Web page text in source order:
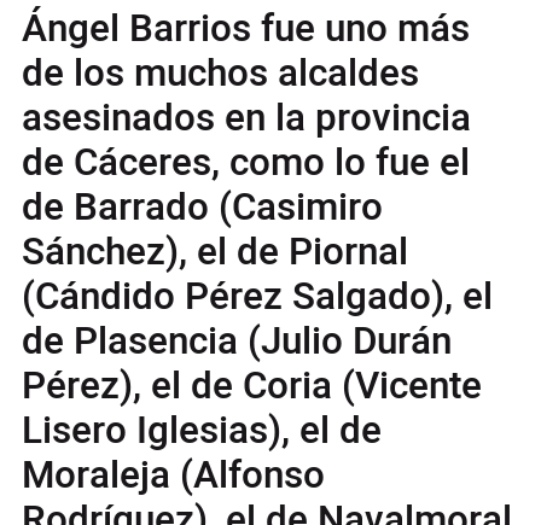
Ángel Barrios fue uno más
de los muchos alcaldes
asesinados en la provincia
de Cáceres, como lo fue el
de Barrado (Casimiro
Sánchez), el de Piornal
(Cándido Pérez Salgado), el
de Plasencia (Julio Durán
Pérez), el de Coria (Vicente
Lisero Iglesias), el de
Moraleja (Alfonso